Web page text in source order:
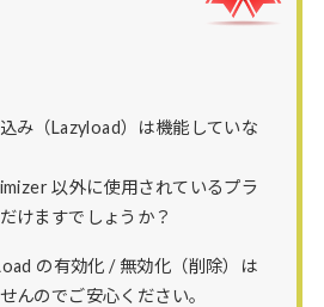
み（Lazyload）は機能していな
以外に使用されているプラ
けますでしょうか？
の有効化 / 無効化（削除）は
んのでご安心ください。